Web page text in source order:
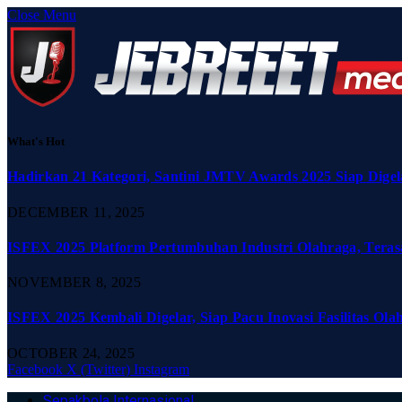
Close Menu
What's Hot
Hadirkan 21 Kategori, Santini JMTV Awards 2025 Siap
DECEMBER 11, 2025
ISFEX 2025 Platform Pertumbuhan Industri Olahraga,
NOVEMBER 8, 2025
ISFEX 2025 Kembali Digelar, Siap Pacu Inovasi Fasilitas
OCTOBER 24, 2025
Facebook X (Twitter) Instagram